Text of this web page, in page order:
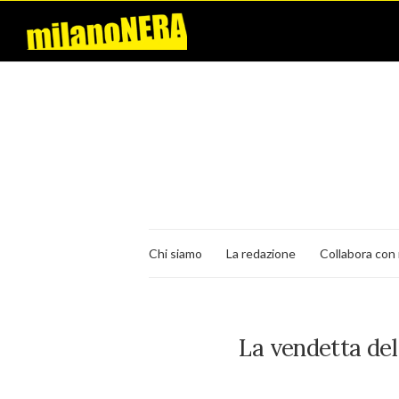
Chi siamo La redazione Collabora con
La vendetta